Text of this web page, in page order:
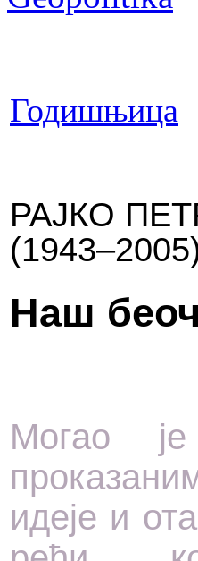
Годишњица
РАЈКО
Наш
Могао
идеје и